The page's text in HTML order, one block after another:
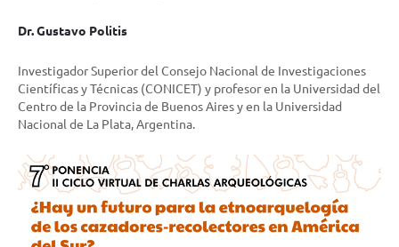
Dr. Gustavo Politis
Investigador Superior del Consejo Nacional de Investigaciones
Científicas y Técnicas (CONICET) y profesor en la Universidad del
Centro de la Provincia de Buenos Aires y en la Universidad
Nacional de La Plata, Argentina.